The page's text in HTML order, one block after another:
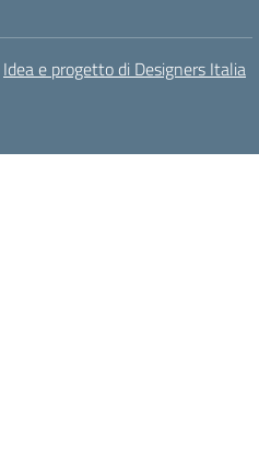
Idea e progetto di Designers Italia